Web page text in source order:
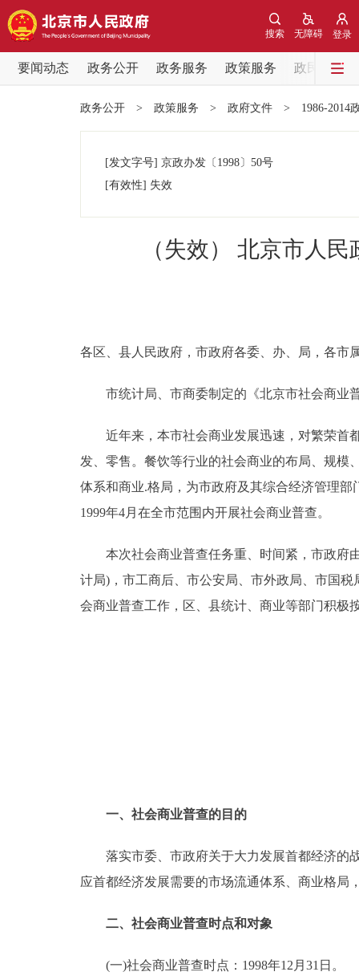
登录
无障碍
搜索
要闻动态 政务公开 政务服务 政策服务
政民互动
党中央精神
政策兑现
决策公开
政务服务
个人服务
中介服务
多语种
ENGLISH
DEUTSCH
政务公开 > 政策服务 > 政府文件 > 1986-2014
[发文字号] 京政办发 〔1998〕 50号
[有效性] 失效
（失效） 北京市人
各区、县人民政府，市政府各委、办、局，各市
市统计局、市商委制定的《北京市社会商业
近年来，本市社会商业发展迅速，对繁荣首都
发、零售。餐饮等行业的社会商业的布局、规模
体系和商业.格局，为市政府及其综合经济管理
1999年4月在全市范围内开展社会商业普查。
本次社会商业普查任务重、时间紧，市政府由
计局)，市工商后、市公安局、市外政局、市国
会商业普查工作，区、县统计、商业等部门积
一、社会商业普查的目的
落实市委、市政府关于大力发展首都经济的战
应首都经济发展需要的市场流通体系、商业格局
二、社会商业普查时点和对象
(一)社会商业普查时点：1998年12月31日。